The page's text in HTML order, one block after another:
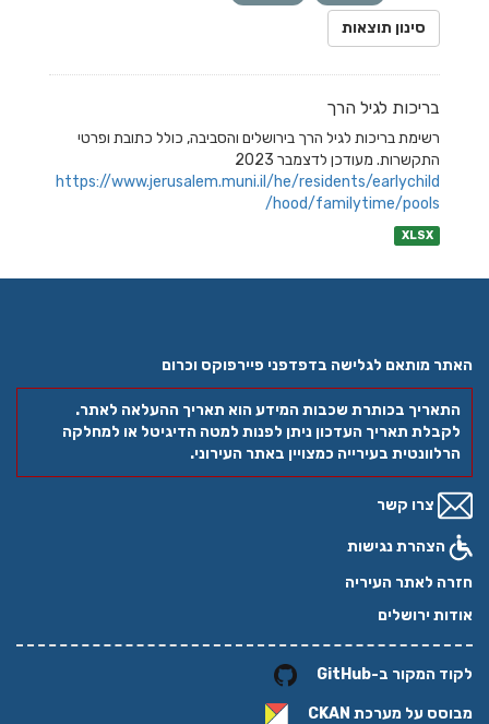
סינון תוצאות
בריכות לגיל הרך
רשימת בריכות לגיל הרך בירושלים והסביבה, כולל כתובת ופרטי
התקשרות. מעודכן לדצמבר 2023
https://www.jerusalem.muni.il/he/residents/earlychild
hood/familytime/pools/
XLSX
האתר מותאם לגלישה בדפדפני פיירפוקס וכרום
התאריך בכותרת שכבות המידע הוא תאריך ההעלאה לאתר.
לקבלת תאריך העדכון ניתן לפנות למטה הדיגיטל או למחלקה
הרלוונטית בעירייה כמצויין באתר העירוני.
צרו קשר
הצהרת נגישות
חזרה לאתר העיריה
אודות ירושלים
לקוד המקור ב-GitHub
מבוסס על מערכת CKAN